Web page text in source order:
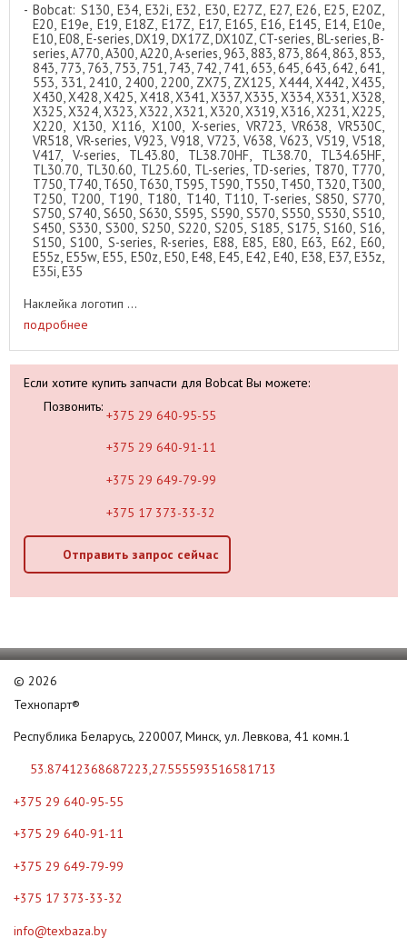
Bobcat: S130, E34, E32i, E32, E30, E27Z, E27, E26, E25, E20Z,
E20, E19e, E19, E18Z, E17Z, E17, E165, E16, E145, E14, E10e,
E10, E08, E-series, DX19, DX17Z, DX10Z, CT-series, BL-series, B-
series, A770, A300, A220, A-series, 963, 883, 873, 864, 863, 853,
843, 773, 763, 753, 751, 743, 742, 741, 653, 645, 643, 642, 641,
553, 331, 2410, 2400, 2200, ZX75, ZX125, X444, X442, X435,
X430, X428, X425, X418, X341, X337, X335, X334, X331, X328,
X325, X324, X323, X322, X321, X320, X319, X316, X231, X225,
X220, X130, X116, X100, X-series, VR723, VR638, VR530C,
VR518, VR-series, V923, V918, V723, V638, V623, V519, V518,
V417, V-series, TL43.80, TL38.70HF, TL38.70, TL34.65HF,
TL30.70, TL30.60, TL25.60, TL-series, TD-series, T870, T770,
T750, T740, T650, T630, T595, T590, T550, T450, T320, T300,
T250, T200, T190, T180, T140, T110, T-series, S850, S770,
S750, S740, S650, S630, S595, S590, S570, S550, S530, S510,
S450, S330, S300, S250, S220, S205, S185, S175, S160, S16,
S150, S100, S-series, R-series, E88, E85, E80, E63, E62, E60,
E55z, E55w, E55, E50z, E50, E48, E45, E42, E40, E38, E37, E35z,
E35i, E35
Наклейка логотип ...
подробнее
Если хотите купить запчасти для Bobcat Вы можете:
Позвонить:
+375 29 640-95-55
+375 29 640-91-11
+375 29 649-79-99
+375 17 373-33-32
Отправить запрос сейчас
© 2026
Технопарт®
Республика Беларусь, 220007, Минск, ул. Левкова, 41 комн.1
53.87412368687223,27.555593516581713
+375 29 640-95-55
+375 29 640-91-11
+375 29 649-79-99
+375 17 373-33-32
info@texbaza.by